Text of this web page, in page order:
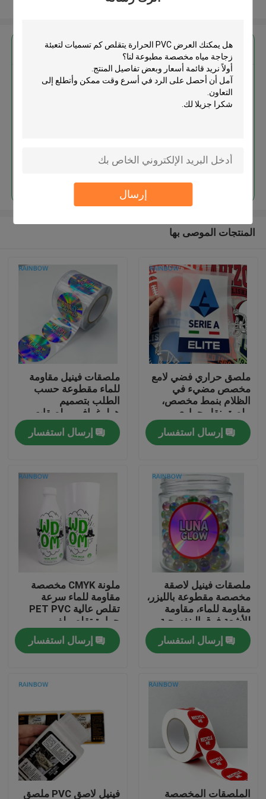
إرسال
المنتجات
حولنا
اتصل بنا
أخبار
القضايا
اطلب اقتباس
الحقائب البلاستيكية التعبئة والتغليف
تغليف كيس الوجبات الخفيفة
صنبور الحقيبة التعبئة والتغليف
احصل على افضل سعر ل
PVC الحرارة يتقلص كم تسميات
المنتجات الموصى بها
ملصق حراري فضي لامع
مخصص مضيء في
الظلام بنمط مخصص،
ملصق نقل حراري
للملابس
إرسال استفسار
ملصقات فينيل مقاومة
للماء مقطوعة حسب
الطلب بتصميم
هولوغرافي، ملصقات
لاصقة بعلامة تجارية
مصنعة للمعدات الأصلية
للهدايا والحرف اليدوية
إرسال استفسار
ملصقات فينيل لاصقة
مخصصة مقطوعة بالليزر،
مقاومة للماء، مقاومة
للأشعة فوق البنفسجية،
صديقة للبيئة، غير لامعة،
هولوغرافية، للباركود،
للحرف والصناعة
إرسال استفسار
ملونة CMYK مخصصة
مقاومة للماء سرعة
تقلص عالية PET PVC
حرارة تقلص لف
الملصقات للزجاجات
إرسال استفسار
الملصقات المخصصة فينيل لاصق PVC ملصق